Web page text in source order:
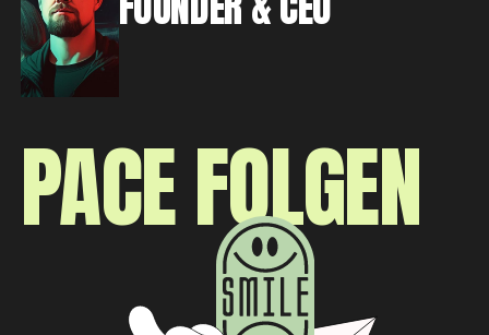
PACE FOLGEN